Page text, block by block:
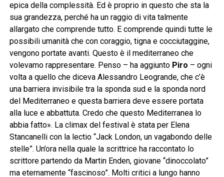
epica della complessità. Ed è proprio in questo che sta la
sua grandezza, perché ha un raggio di vita talmente
allargato che comprende tutto. E comprende quindi tutte le
possibili umanità che con coraggio, tigna e cocciutaggine,
vengono portate avanti. Questo è il mediterraneo che
volevamo rappresentare. Penso – ha aggiunto Piro – ogni
volta a quello che diceva Alessandro Leogrande, che c’è
una barriera invisibile tra la sponda sud e la sponda nord
del Mediterraneo e questa barriera deve essere portata
alla luce e abbattuta. Credo che questo Mediterranea lo
abbia fatto». La climax del festival è stata per Elena
Stancanelli con la lectio “Jack London, un vagabondo delle
stelle”. Un’ora nella quale la scrittrice ha raccontato lo
scrittore partendo da Martin Enden, giovane “dinoccolato”
ma eternamente “fascinoso”. Molti critici a lungo hanno